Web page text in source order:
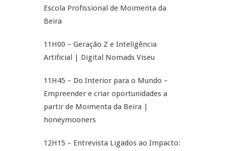
Escola Profissional de Moimenta da
Beira
11H00 – Geração Z e Inteligência
Artificial | Digital Nomads Viseu
11H45 – Do Interior para o Mundo –
Empreender e criar oportunidades a
partir de Moimenta da Beira |
honeymooners
12H15 – Entrevista Ligados ao Impacto: